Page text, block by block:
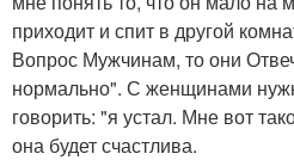
приходит и спит в другой
Вопрос Мужчинам, то они
нормально". С женщинами
говорить: "я устал. Мне вот
она будет счастлива.